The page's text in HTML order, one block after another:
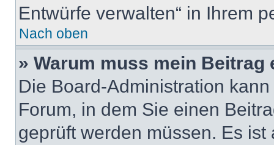
Entwürfe verwalten“ in Ihrem
Nach oben
» Warum muss mein
Die Board-Administration
Forum, in dem Sie einen
geprüft werden müssen. Es